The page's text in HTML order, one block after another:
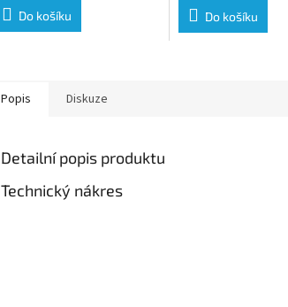
Do košíku Do košíku
Popis Diskuze
Detailní popis produktu
Technický nákres